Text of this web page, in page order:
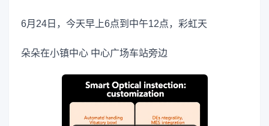
6月24日，今天早上6点到中午12点，彩虹天
朵朵在小镇中心 中心广场车站旁边